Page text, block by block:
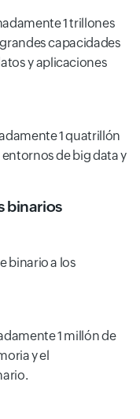
1 trillones
capacidades
y aplicaciones
1 quatrillón
de big data y
binarios
binario a los
1 millón de
y el